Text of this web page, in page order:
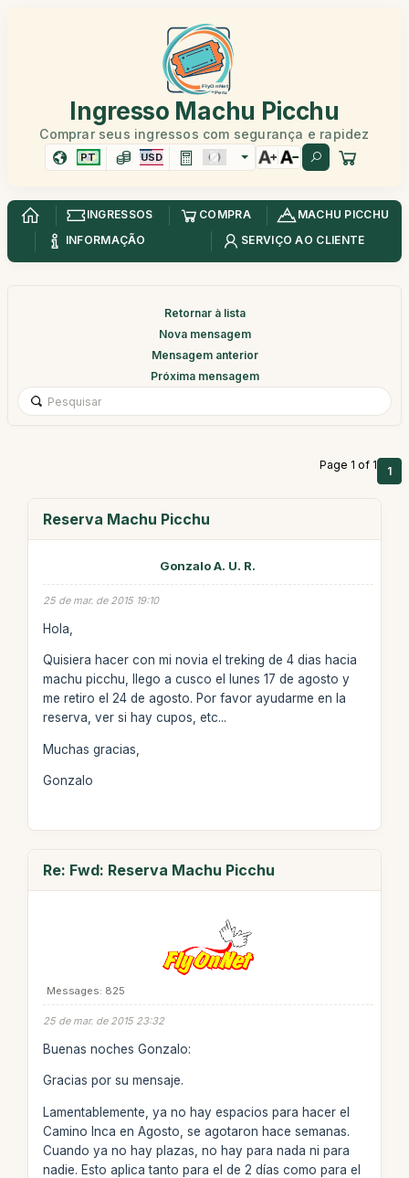
Ingresso Machu Picchu
Comprar seus ingressos com segurança e rapidez
PT USD
INGRESSOS COMPRA
MACHU PICCHU
INFORMAÇÃO
SERVIÇO AO CLIENTE
Retornar à lista
Nova mensagem
Mensagem anterior
Próxima mensagem
Page 1 of 1 1
Reserva Machu Picchu
Gonzalo A. U. R.
25 de mar. de 2015 19:10
Hola,
Quisiera hacer con mi novia el treking de 4 dias hacia
machu picchu, llego a cusco el lunes 17 de agosto y
me retiro el 24 de agosto. Por favor ayudarme en la
reserva, ver si hay cupos, etc...
Muchas gracias,
Gonzalo
Re: Fwd: Reserva Machu Picchu
Messages: 825
25 de mar. de 2015 23:32
Buenas noches Gonzalo:
Gracias por su mensaje.
Lamentablemente, ya no hay espacios para hacer el
Camino Inca en Agosto, se agotaron hace semanas.
Cuando ya no hay plazas, no hay para nada ni para
nadie. Esto aplica tanto para el de 2 días como para el